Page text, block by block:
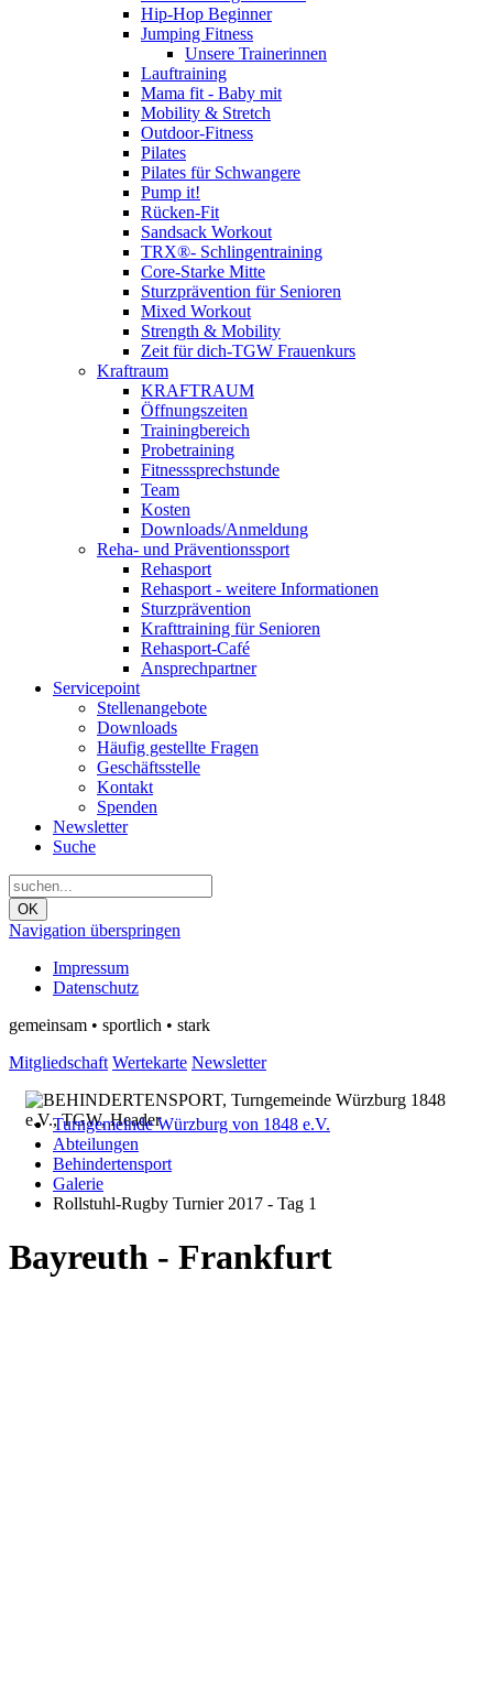
Hip-Hop Beginner
Jumping Fitness
Unsere Trainerinnen
Lauftraining
Mama fit - Baby mit
Mobility & Stretch
Outdoor-Fitness
Pilates
Pilates für Schwangere
Pump it!
Rücken-Fit
Sandsack Workout
TRX®- Schlingentraining
Core-Starke Mitte
Sturzprävention für Senioren
Mixed Workout
Strength & Mobility
Zeit für dich-TGW Frauenkurs
Kraftraum
KRAFTRAUM
Öffnungszeiten
Trainingbereich
Probetraining
Fitnesssprechstunde
Team
Kosten
Downloads/Anmeldung
Reha- und Präventionssport
Rehasport
Rehasport - weitere Informationen
Sturzprävention
Krafttraining für Senioren
Rehasport-Café
Ansprechpartner
Servicepoint
Stellenangebote
Downloads
Häufig gestellte Fragen
Geschäftsstelle
Kontakt
Spenden
Newsletter
Suche
OK
Navigation überspringen
Impressum
Datenschutz
gemeinsam • sportlich • stark
Mitgliedschaft Wertekarte Newsletter
Turngemeinde Würzburg von 1848 e.V.
Abteilungen
Behindertensport
Galerie
Rollstuhl-Rugby Turnier 2017 - Tag 1
Bayreuth - Frankfurt